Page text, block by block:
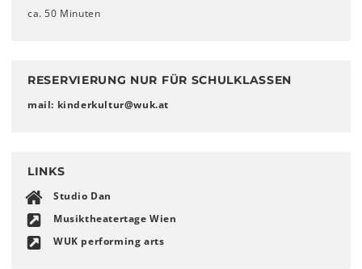
ca. 50 Minuten
RESERVIERUNG NUR FÜR SCHULKLASSEN
mail: kinderkultur@wuk.at
LINKS
Studio Dan
Musiktheatertage Wien
WUK performing arts